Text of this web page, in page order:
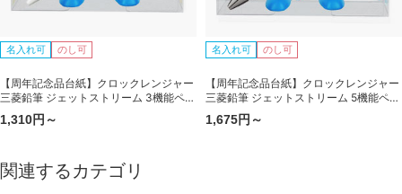
名入れ可 のし可
【周年記念品台紙】クロックレンジャー
三菱鉛筆 ジェットストリーム 3機能ペン
セット（0.7mm+シャープ0.5mm）
1,310円～
名入れ可 のし可
【周年記念品台紙】クロックレンジャー
三菱鉛筆 ジェットストリーム 5機能ペン
セット（0.5mm）
1,675円～
関連するカテゴリ